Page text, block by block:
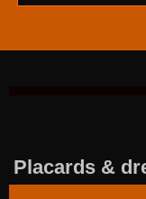
Placards &